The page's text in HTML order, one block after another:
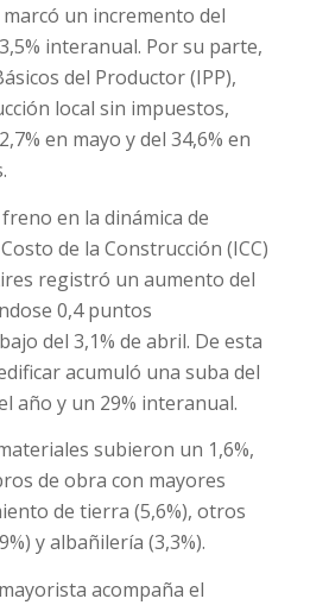
un incremento del
interanual. Por su parte,
del Productor (IPP),
local sin impuestos,
en mayo y del 34,6% en
en la dinámica de
de la Construcción (ICC)
registró un aumento del
0,4 puntos
del 3,1% de abril. De esta
acumuló una suba del
año y un 29% interanual.
subieron un 1,6%,
de obra con mayores
de tierra (5,6%), otros
y albañilería (3,3%).
acompaña el